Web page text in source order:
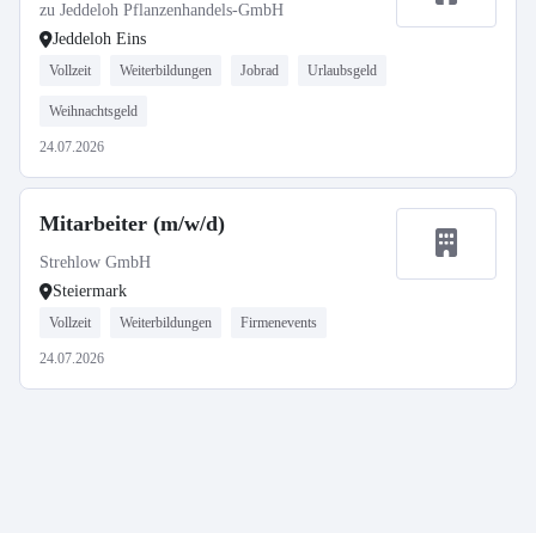
zu Jeddeloh Pflanzenhandels-GmbH
Jeddeloh Eins
Vollzeit Weiterbildungen Jobrad Urlaubsgeld
Weihnachtsgeld
24.07.2026
Mitarbeiter (m/w/d)
Strehlow GmbH
Steiermark
Vollzeit Weiterbildungen Firmenevents
24.07.2026